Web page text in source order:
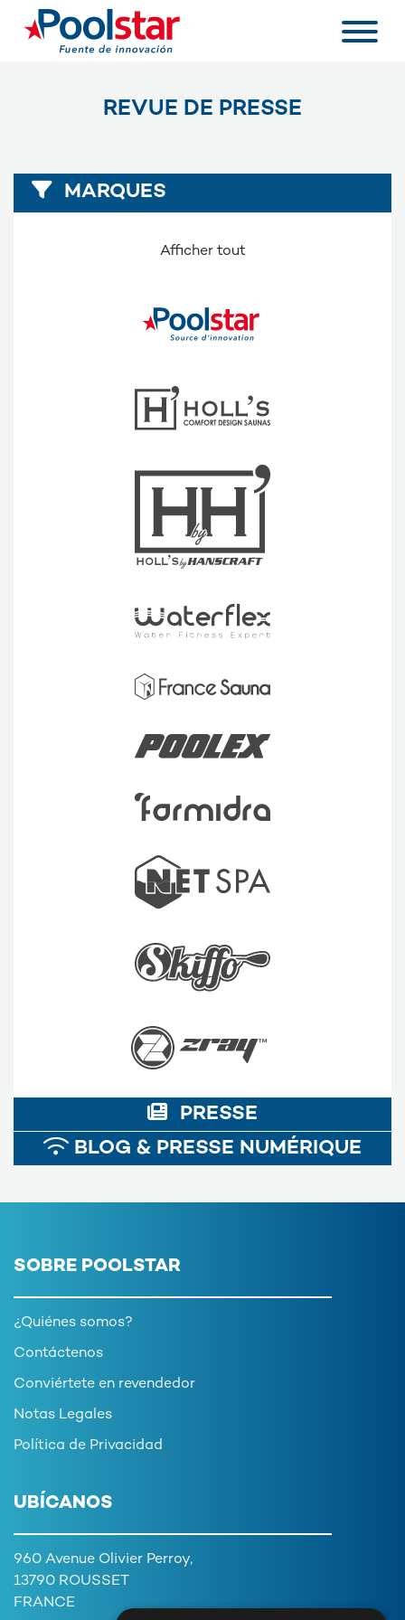
REVUE DE PRESSE
MARQUES
Afficher tout
PRESSE
BLOG & PRESSE NUMÉRIQUE
SOBRE POOLSTAR
¿Quiénes somos?
Contáctenos
Conviértete en revendedor
Notas Legales
Política de Privacidad
UBÍCANOS
960 Avenue Olivier Perroy,
13790 ROUSSET
FRANCE